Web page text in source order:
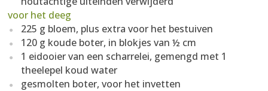
voor het deeg
225 g bloem, plus extra voor het bestuiven
120 g koude boter, in blokjes van ½ cm
1 eidooier van een scharrelei, gemengd met 1
theelepel koud water
gesmolten boter, voor het invetten